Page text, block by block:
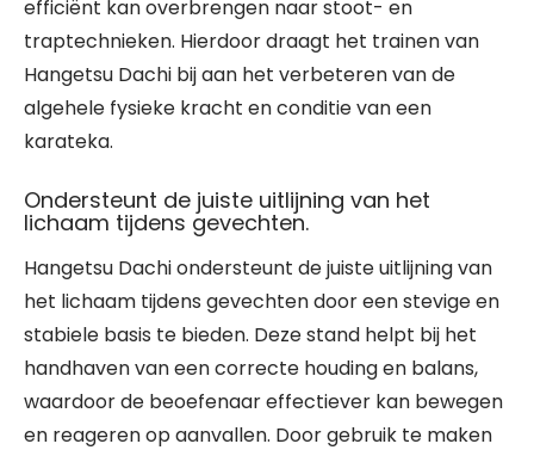
efficiënt kan overbrengen naar stoot- en
traptechnieken. Hierdoor draagt het trainen van
Hangetsu Dachi bij aan het verbeteren van de
algehele fysieke kracht en conditie van een
karateka.
Ondersteunt de juiste uitlijning van het
lichaam tijdens gevechten.
Hangetsu Dachi ondersteunt de juiste uitlijning van
het lichaam tijdens gevechten door een stevige en
stabiele basis te bieden. Deze stand helpt bij het
handhaven van een correcte houding en balans,
waardoor de beoefenaar effectiever kan bewegen
en reageren op aanvallen. Door gebruik te maken